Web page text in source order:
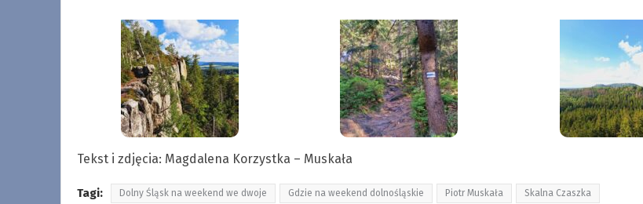
Tekst i zdjęcia: Magdalena Korzystka – Muskała
Tagi: Dolny Śląsk na weekend we dwoje Gdzie na weekend dolnośląskie Piotr Muskała Skalna Czaszka